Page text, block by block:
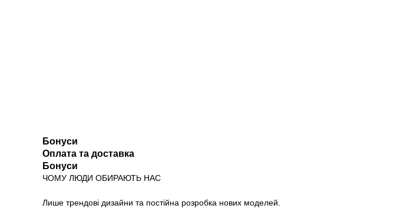
Бонуси
Оплата та доставка
Бонуси
ЧОМУ ЛЮДИ ОБИРАЮТЬ НАС
Лише трендові дизайни та постійна розробка нових моделей.